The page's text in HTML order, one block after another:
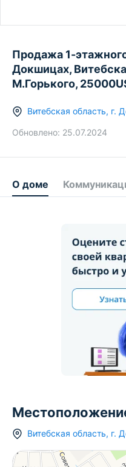
Продажа 1-
Докшицах,
М.Горького,
Витебская область, г.
Обновлено: 25.07.2024
О доме
Витебская область, г.